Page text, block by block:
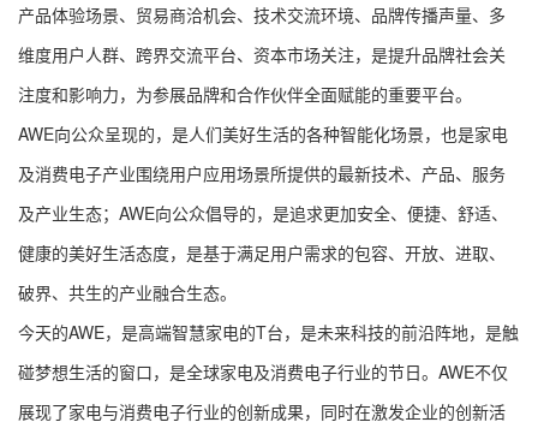
产品体验场景、贸易商洽机会、技术交流环境、品牌传播声量、多
维度用户人群、跨界交流平台、资本市场关注，是提升品牌社会关
注度和影响力，为参展品牌和合作伙伴全面赋能的重要平台。
AWE向公众呈现的，是人们美好生活的各种智能化场景，也是家电
及消费电子产业围绕用户应用场景所提供的最新技术、产品、服务
及产业生态；AWE向公众倡导的，是追求更加安全、便捷、舒适、
健康的美好生活态度，是基于满足用户需求的包容、开放、进取、
破界、共生的产业融合生态。
今天的AWE，是高端智慧家电的T台，是未来科技的前沿阵地，是触
碰梦想生活的窗口，是全球家电及消费电子行业的节日。AWE不仅
展现了家电与消费电子行业的创新成果，同时在激发企业的创新活